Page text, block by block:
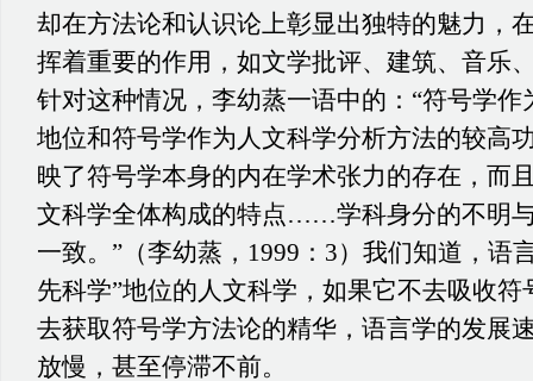
却在方法论和认识论上彰显出独特的魅力，
挥着重要的作用，如文学批评、建筑、音乐
针对这种情况，李幼蒸一语中的：“符号学
地位和符号学作为人文科学分析方法的较高
映了符号学本身的内在学术张力的存在，而
文科学全体构成的特点……学科身分的不明
一致。”（李幼蒸，1999：3）我们知道，语
先科学”地位的人文科学，如果它不去吸收
去获取符号学方法论的精华，语言学的发展
放慢，甚至停滞不前。